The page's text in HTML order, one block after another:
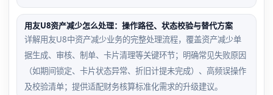
用友U8资产减少怎么处理：操作路径、状态校验与替代方案
详解用友U8中资产减少业务的完整处理流程，覆盖资产减少单
据生成、审核、制单、卡片清理等关键环节；明确常见失败原因
（如期间锁定、卡片状态异常、折旧计提未完成）、高频误操作
及校验清单；提供适配财务核算标准化需求的升级建议。